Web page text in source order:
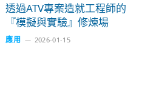
透過ATV專案造就工程師的
『模擬與實驗』修煉場
應用 2026-01-15